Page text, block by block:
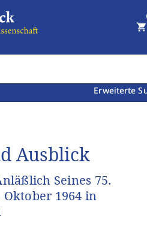
Erweiterte
shopping_cart
Ausblick
Seines 75.
Oktober 1964 in